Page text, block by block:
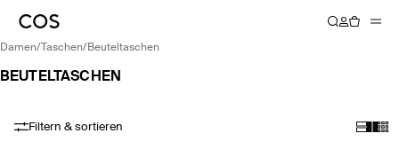
damen/ taschen/ beuteltaschen
BEUTELTASCHEN
Filtern & sortieren